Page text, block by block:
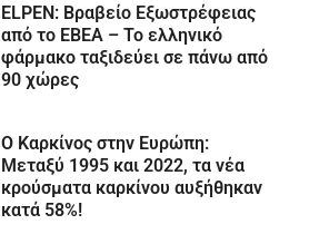
ELPEN: Βραβείο Εξωστρέφειας
από το ΕΒΕΑ – Το ελληνικό
φάρμακο ταξιδεύει σε πάνω από
90 χώρες
Ο Καρκίνος στην Ευρώπη:
Μεταξύ 1995 και 2022, τα νέα
κρούσματα καρκίνου αυξήθηκαν
κατά 58%!